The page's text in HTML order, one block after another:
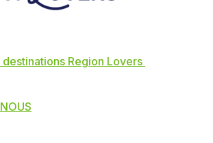
Region Lovers